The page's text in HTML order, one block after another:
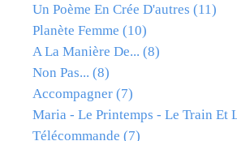
Un Poème En Crée D'autres (11)
Planète Femme (10)
A La Manière De... (8)
Non Pas... (8)
Accompagner (7)
Maria - Le Printemps - Le Train Et
Télécommande (7)